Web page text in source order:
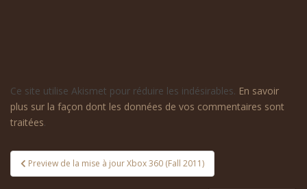
Ce site utilise Akismet pour réduire les indésirables. En savoir
plus sur la façon dont les données de vos commentaires sont
traitées.
Navigation
de
Preview de la mise à jour Xbox 360 (Fall 2011)